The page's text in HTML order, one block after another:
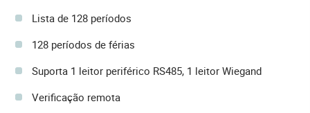
Lista de 128 períodos
128 períodos de férias
Suporta 1 leitor periférico RS485, 1 leitor Wiegand
Verificação remota